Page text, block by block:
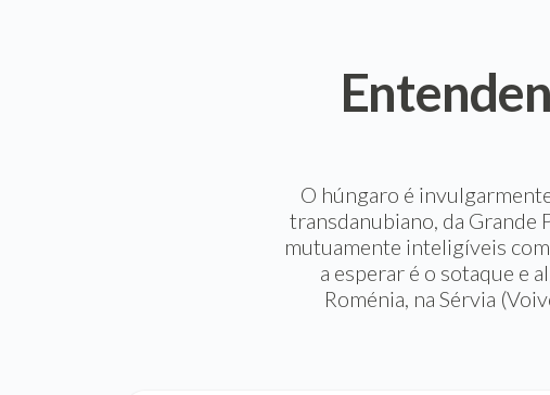
O húngaro é
transdanubiano, da Grande
mutuamente inteligíveis
a esperar é o sotaque e
Roménia, na Sérvia